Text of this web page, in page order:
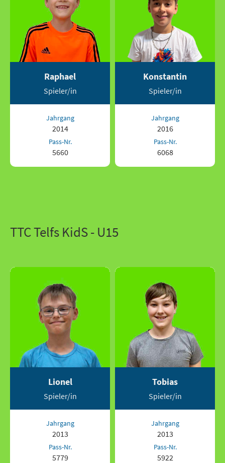
Raphael
Spieler/in
Jahrgang
2014
Pass-Nr.
5660
Konstantin
Spieler/in
Jahrgang
2016
Pass-Nr.
6068
TTC Telfs KidS - U15
Lionel
Spieler/in
Jahrgang
2013
Pass-Nr.
5779
Tobias
Spieler/in
Jahrgang
2013
Pass-Nr.
5922